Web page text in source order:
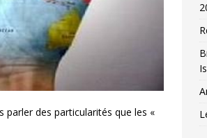
parler des particularités que les «